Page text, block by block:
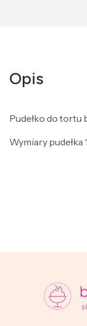
Opis
Pudełko do tortu
Wymiary pudełka